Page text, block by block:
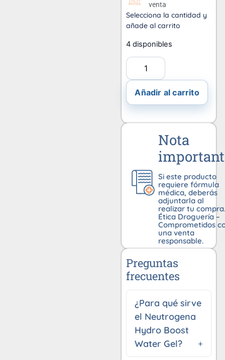
venta
Selecciona la cantidad y
añade al carrito
4 disponibles
Añadir al carrito
Nota
Si este producto
requiere fórmula
médica, deberás
adjuntarla al
realizar tu compra.
Ética Droguería –
Comprometidos
una venta
responsable.
Preguntas
frecuentes
¿Para qué sirve
el Neutrogena
Hydro Boost
Water Gel?